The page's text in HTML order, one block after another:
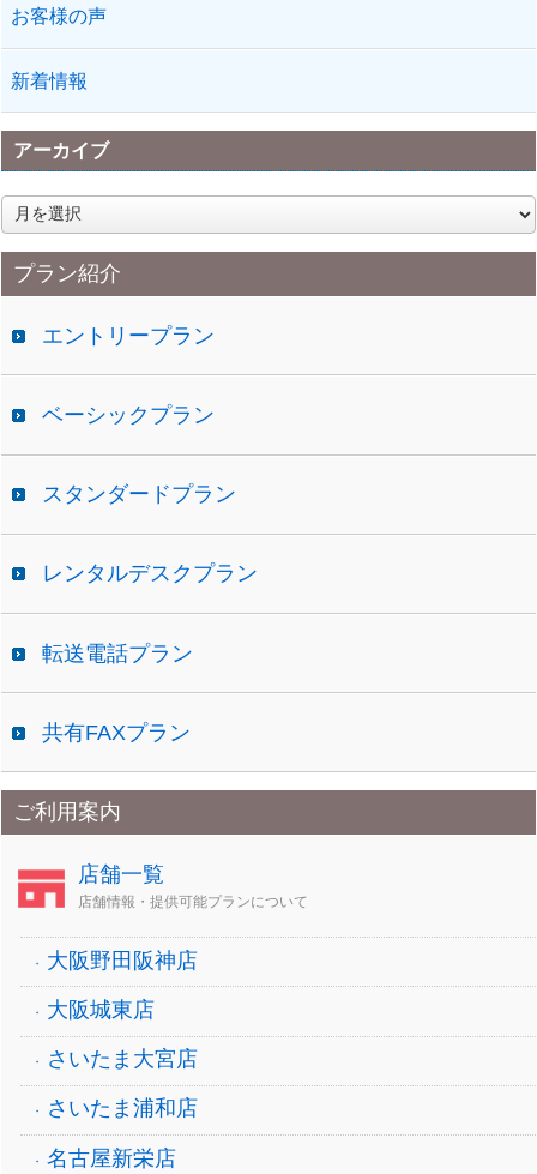
お客様の声
新着情報
アーカイブ
ア
ー
カ
イプラン紹介
エントリープラン
ベーシックプラン
スタンダードプラン
レンタルデスクプラン
転送電話プラン
共有FAXプラン
ご利用案内
店舗一覧
店舗情報・提供可能プランについて
大阪野田阪神店
大阪城東店
さいたま大宮店
さいたま浦和店
名古屋新栄店